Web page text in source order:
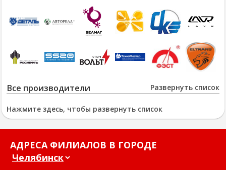
Развернуть список
Все производители
Нажмите здесь, чтобы развернуть список
АДРЕСА ФИЛИАЛОВ В ГОРОДЕ